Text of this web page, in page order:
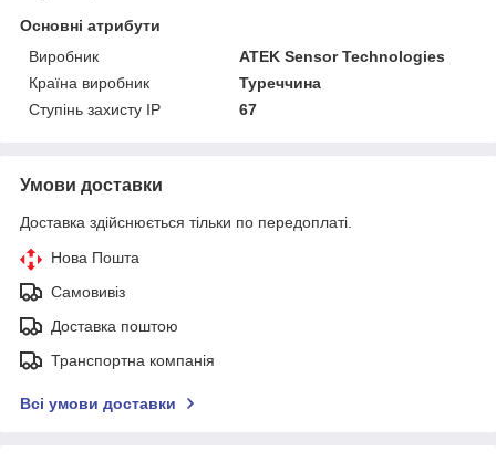
Основні атрибути
Виробник
ATEK Sensor Technologies
Країна виробник
Туреччина
Ступінь захисту IP
67
Умови доставки
Доставка здійснюється тільки по передоплаті.
Нова Пошта
Самовивіз
Доставка поштою
Транспортна компанія
Всі умови доставки